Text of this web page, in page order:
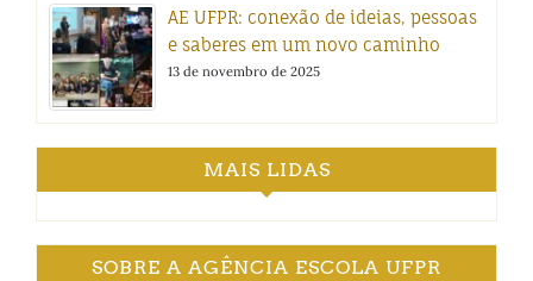
AE UFPR: conexão de ideias, pessoas
e saberes em um novo caminho
13 de novembro de 2025
MAIS LIDAS
SOBRE A AGÊNCIA ESCOLA UFPR